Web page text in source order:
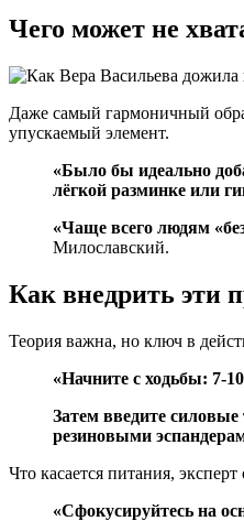
Чего может не
Даже самый гармоничный
упускаемый элемент.
«Было бы идеально
лёгкой разминке или
«Чаще всего людям
Милославский.
Как внедрить эти
Теория важна, но ключ в
«Начните с ходьбы: 7-
Затем введите
резиновыми
Что касается питания,
«Сфокусируйтесь на